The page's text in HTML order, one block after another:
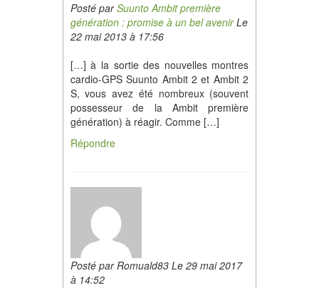
Posté parSuunto Ambit première
génération : promise à un bel avenirLe
22 mai 2013 à 17:56
[…] à la sortie des nouvelles montres
cardio-GPS Suunto Ambit 2 et Ambit 2
S, vous avez été nombreux (souvent
possesseur de la Ambit première
génération) à réagir. Comme […]
Répondre
Posté par Romuald83 Le 29 mai 2017
à 14:52